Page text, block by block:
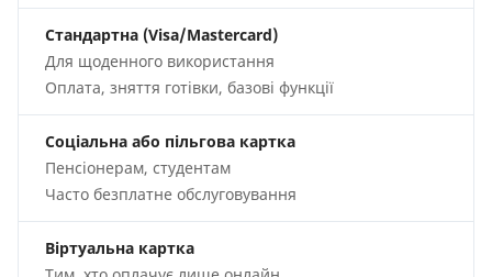
Стандартна (Visa/Mastercard)
Для щоденного використання
Оплата, зняття готівки, базові функції
Соціальна або пільгова картка
Пенсіонерам, студентам
Часто безплатне обслуговування
Віртуальна картка